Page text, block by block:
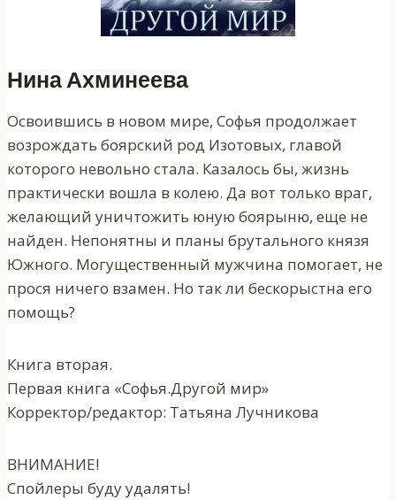
Нина Ахминеева
Освоившись в новом мире, Софья продолжает
возрождать боярский род Изотовых, главой
которого невольно стала. Казалось бы, жизнь
практически вошла в колею. Да вот только враг,
желающий уничтожить юную боярыню, еще не
найден. Непонятны и планы брутального князя
Южного. Могущественный мужчина помогает, не
прося ничего взамен. Но так ли бескорыстна его
помощь?
Книга вторая.
Первая книга «Софья.Другой мир»
Корректор/редактор: Татьяна Лучникова
ВНИМАНИЕ!
Спойлеры буду удалять!